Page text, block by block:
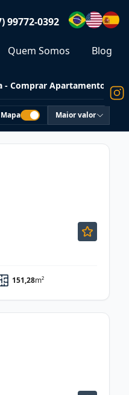
itens)
99772-0392
Quem Somos Blog
Comprar Apartamentos
Mapa Maior valor
151,28m²